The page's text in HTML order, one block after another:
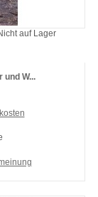
auf Lager
und W...